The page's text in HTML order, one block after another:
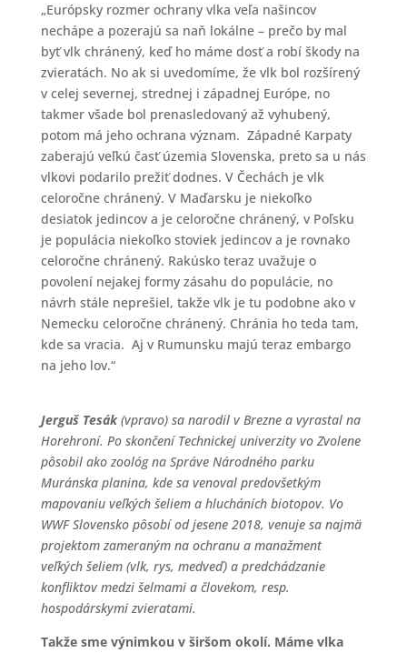
„Európsky rozmer ochrany vlka veľa našincov
nechápe a pozerajú sa naň lokálne – prečo by mal
byť vlk chránený, keď ho máme dosť a robí škody na
zvieratách. No ak si uvedomíme, že vlk bol rozšírený
v celej severnej, strednej i západnej Európe, no
takmer všade bol prenasledovaný až vyhubený,
potom má jeho ochrana význam. Západné Karpaty
zaberajú veľkú časť územia Slovenska, preto sa u nás
vlkovi podarilo prežiť dodnes. V Čechách je vlk
celoročne chránený. V Maďarsku je niekoľko
desiatok jedincov a je celoročne chránený, v Poľsku
je populácia niekoľko stoviek jedincov a je rovnako
celoročne chránený. Rakúsko teraz uvažuje o
povolení nejakej formy zásahu do populácie, no
návrh stále neprešiel, takže vlk je tu podobne ako v
Nemecku celoročne chránený. Chránia ho teda tam,
kde sa vracia. Aj v Rumunsku majú teraz embargo
na jeho lov.“
Jerguš Tesák(vpravo) sa narodil v Brezne a vyrastal na
Horehroní. Po skončení Technickej univerzity vo Zvolene
pôsobil ako zoológ na Správe Národného parku
Muránska planina, kde sa venoval predovšetkým
mapovaniu veľkých šeliem a hlucháních biotopov. Vo
WWF Slovensko pôsobí od jesene 2018, venuje sa najmä
projektom zameraným na ochranu a manažment
veľkých šeliem (vlk, rys, medveď) a predchádzanie
konfliktov medzi šelmami a človekom, resp.
hospodárskymi zvieratami.
Takže sme výnimkou v širšom okolí. Máme vlka